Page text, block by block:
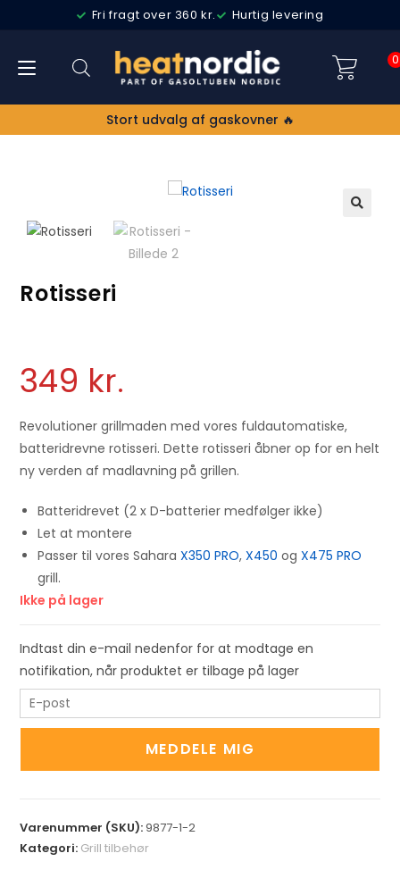
Fri fragt over 360 kr. Hurtig levering
0
Stort udvalg af gaskovner 🔥
Rotisseri
349 kr.
Revolutioner grillmaden med vores fuldautomatiske,
batteridrevne rotisseri. Dette rotisseri åbner op for en helt
ny verden af madlavning på grillen.
Batteridrevet (2 x D-batterier medfølger ikke)
Let at montere
Passer til vores SaharaX350 PRO,X450 ogX475 PRO
grill.
Ikke på lager
Indtast din e-mail nedenfor for at modtage en
notifikation, når produktet er tilbage på lager
n
o
u
MEDDELE MIG
Varenummer (SKU):9877-1-2
Kategori: Grill tilbehør